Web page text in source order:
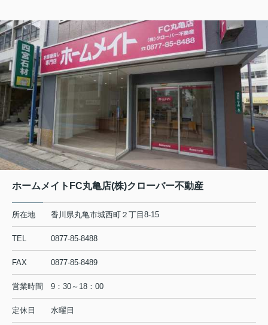
ホームメイトFC丸亀店(株)クローバー不動産
所在地 香川県丸亀市城西町２丁目8-15
TEL 0877-85-8488
FAX 0877-85-8489
営業時間 9：30～18：00
定休日 水曜日